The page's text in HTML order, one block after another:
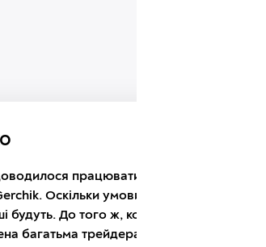
працювати, але
Оскільки умови більш
будуть. До того ж, контора
багатьма трейдерами, через